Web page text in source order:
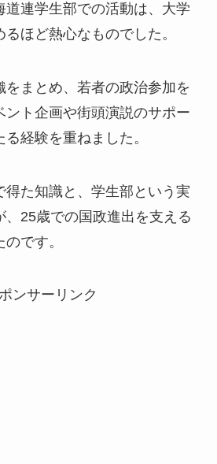
道連学生部での活動は、大学
ほど熱心なものでした。
をまとめ、若者の政治参加を
ント企画や街頭演説のサポー
経験を重ねました。
得た知識と、学生部という実
、25歳での国政進出を支える
です。
ンサーリンク